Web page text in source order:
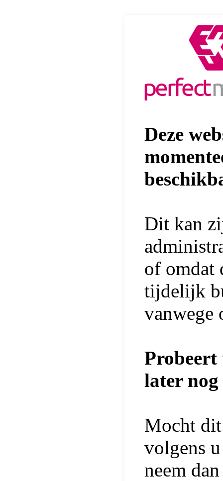
Deze
Dit kan
of omdat
tijdelijk
vanwege
Probeert
later nog
Mocht
volgens
neem